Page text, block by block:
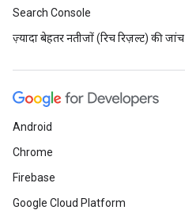
Search Console
ज़्यादा बेहतर नतीजों (रिच रिज़ल्ट) की जांच
Android
Chrome
Firebase
Google Cloud Platform